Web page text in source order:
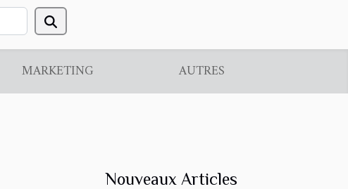
MARKETING AUTRES
Nouveaux Articles